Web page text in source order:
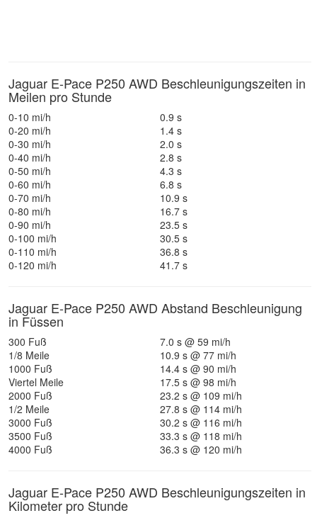
Jaguar E-Pace P250 AWD Beschleunigungszeiten in
Meilen pro Stunde
0-10 mi/h
0.9 s
0-20 mi/h
1.4 s
0-30 mi/h
2.0 s
0-40 mi/h
2.8 s
0-50 mi/h
4.3 s
0-60 mi/h
6.8 s
0-70 mi/h
10.9 s
0-80 mi/h
16.7 s
0-90 mi/h
23.5 s
0-100 mi/h
30.5 s
0-110 mi/h
36.8 s
0-120 mi/h
41.7 s
Jaguar E-Pace P250 AWD Abstand Beschleunigung
in Füssen
300 Fuß
7.0 s @ 59 mi/h
1/8 Meile
10.9 s @ 77 mi/h
1000 Fuß
14.4 s @ 90 mi/h
Viertel Meile
17.5 s @ 98 mi/h
2000 Fuß
23.2 s @ 109 mi/h
1/2 Meile
27.8 s @ 114 mi/h
3000 Fuß
30.2 s @ 116 mi/h
3500 Fuß
33.3 s @ 118 mi/h
4000 Fuß
36.3 s @ 120 mi/h
Jaguar E-Pace P250 AWD Beschleunigungszeiten in
Kilometer pro Stunde